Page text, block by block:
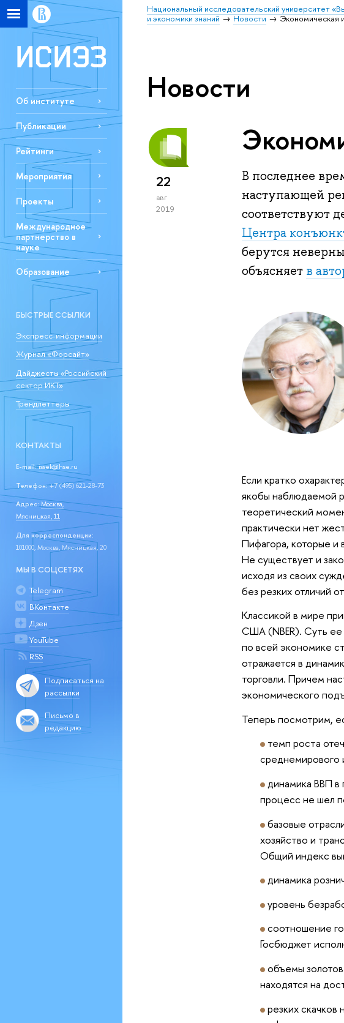
Национальный исследовательский университет
и экономики знаний
Новости Экономическая
Об институте
Публикации
Рейтинги
Мероприятия
Проекты
Международное
партнерство в
науке
Образование
БЫСТРЫЕ ССЫЛКИ
Экспресс-информации
Журнал «Форсайт»
Дайджесты «Российский
сектор ИКТ»
Трендлеттеры
КОНТАКТЫ
E-mail:issek@hse.ru
Телефон:+7 (495) 621-28-73
Адрес: Москва,
Мясницкая, 11
Для корреспонденции:
101000, Москва, Мясницкая, 20
МЫ В СОЦСЕТЯХ
Telegram
ВКонтакте
Дзен
YouTube
RSS
Подписаться на
рассылки
Письмо в
редакцию
Новости
22
авг
2019
В последнее
наступающей
соответствуют
Центра
берутся
объясняет в
Если кратко
якобы наблюдаемой
теоретический
практически нет
Пифагора, которые и
Не существует и
исходя из своих
без резких отличий
Классикой в мире
США (NBER). Суть ее
по всей экономике
отражается в
торговли. Причем
экономического
Теперь посмотрим,
темп роста
среднемирового
динамика ВВП в
процесс не шел
базовые
хозяйство и
Общий индекс
динамика
уровень
соотношение
Госбюджет
объемы
находятся на
резких